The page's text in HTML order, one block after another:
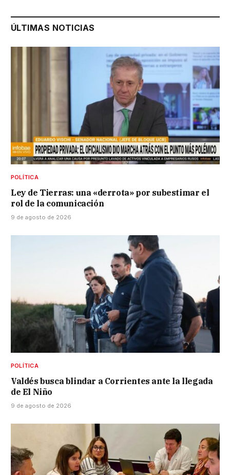
ÚLTIMAS NOTICIAS
POLÍTICA
Ley de Tierras: una «derrota» por subestimar el
rol de la comunicación
9 de agosto de 2026
POLÍTICA
Valdés busca blindar a Corrientes ante la llegada
de El Niño
9 de agosto de 2026